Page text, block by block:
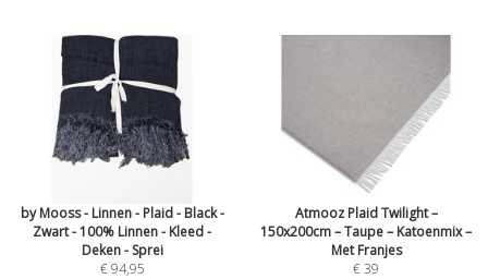
by Mooss - Linnen - Plaid - Black -
Zwart - 100% Linnen - Kleed -
Deken - Sprei
€ 94,95
Atmooz Plaid Twilight –
150x200cm – Taupe – Katoenmix –
Met Franjes
€ 39